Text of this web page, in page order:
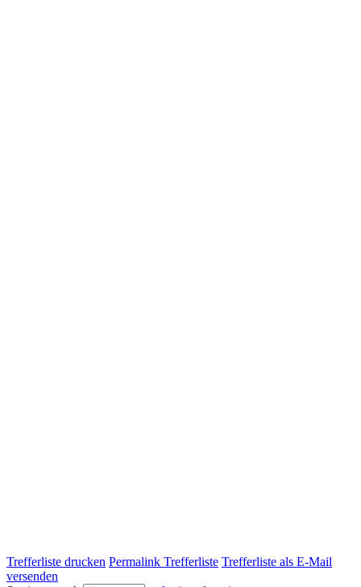
Trefferliste drucken Permalink Trefferliste Trefferliste als E-Mail
versenden